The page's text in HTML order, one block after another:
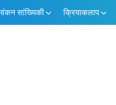
सांख्यिकी क्रियाकलाप